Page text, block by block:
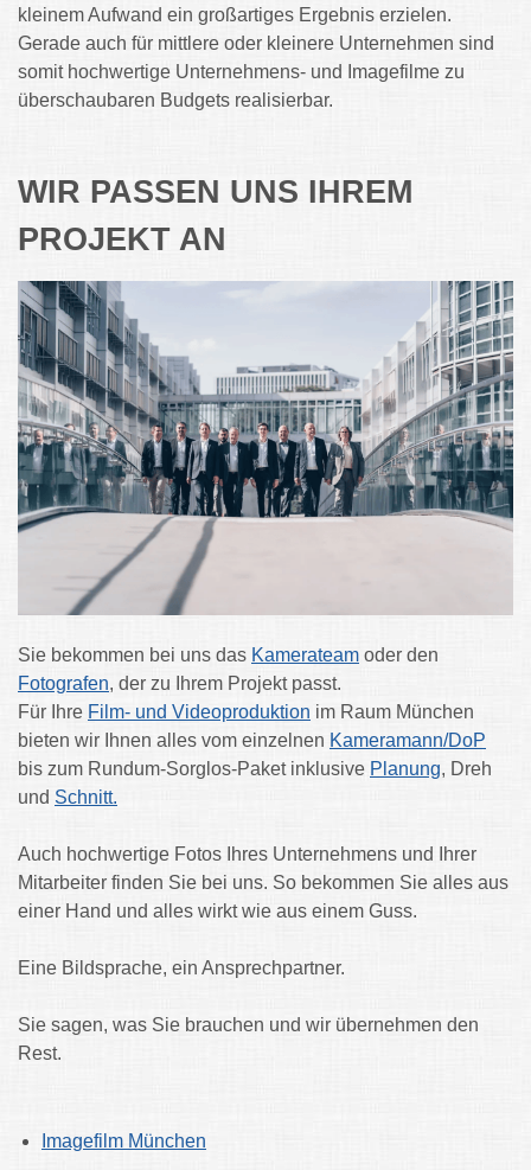
kleinem Aufwand ein großartiges Ergebnis erzielen.
Gerade auch für mittlere oder kleinere Unternehmen sind
somit hochwertige Unternehmens- und Imagefilme zu
überschaubaren Budgets realisierbar.
WIR PASSEN UNS IHREM
PROJEKT AN
Sie bekommen bei uns das Kamerateam oder den
Fotografen, der zu Ihrem Projekt passt.
Für Ihre Film- und Videoproduktion im Raum München
bieten wir Ihnen alles vom einzelnen Kameramann/DoP
bis zum Rundum-Sorglos-Paket inklusive Planung, Dreh
und Schnitt.
Auch hochwertige Fotos Ihres Unternehmens und Ihrer
Mitarbeiter finden Sie bei uns. So bekommen Sie alles aus
einer Hand und alles wirkt wie aus einem Guss.
Eine Bildsprache, ein Ansprechpartner.
Sie sagen, was Sie brauchen und wir übernehmen den
Rest.
Imagefilm München